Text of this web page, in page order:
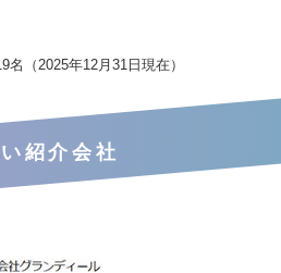
（2025年12月31日現在）
紹介会社